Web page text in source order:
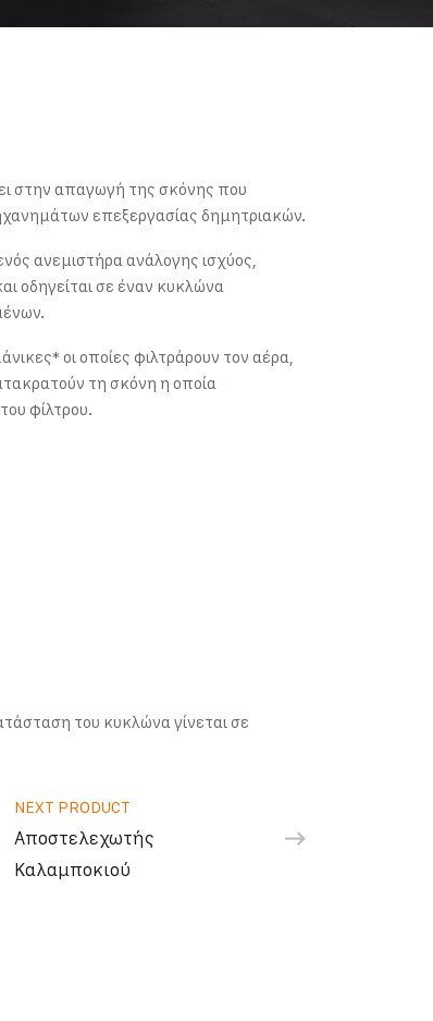
στην απαγωγή της σκόνης που
επεξεργασίας δημητριακών.
ανεμιστήρα ανάλογης ισχύος,
οδηγείται σε έναν κυκλώνα
οι οποίες φιλτράρουν τον αέρα,
τη σκόνη η οποία
φίλτρου.
του κυκλώνα γίνεται σε
NEXT PRODUCT
Αποστελεχωτής
Καλαμποκιού